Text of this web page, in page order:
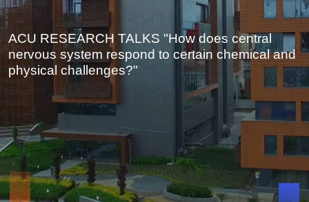
ACU RESEARCH TALKS "How does central
nervous system respond to certain chemical and
physical challenges?"